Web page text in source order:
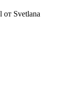
от Svetlana